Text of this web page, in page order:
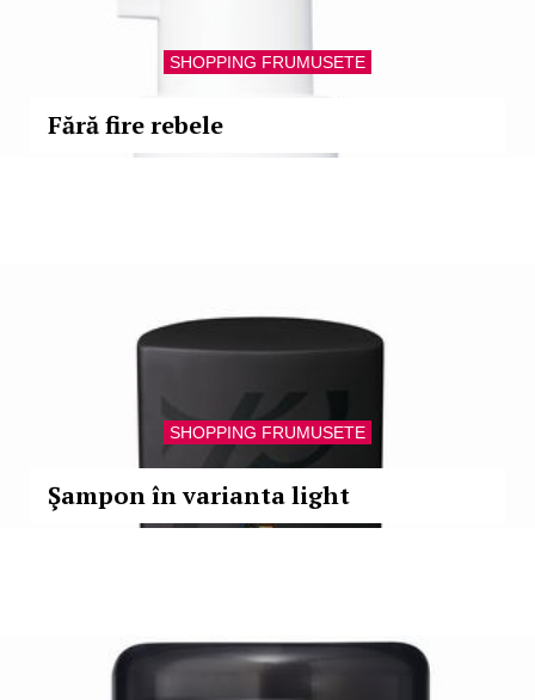
SHOPPING FRUMUSETE
Fără fire rebele
SHOPPING FRUMUSETE
Şampon în varianta light